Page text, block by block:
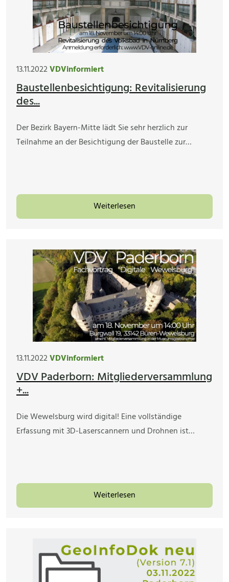
13.11.2022VDVinformiert
Baustellenbesichtigung: Revitalisierung
des...
Der Bezirk Bayern-Mitte lädt Sie sehr herzlich zur
Teilnahme an der Besichtigung der Baustelle zur…
Weiterlesen
13.11.2022VDVinformiert
VDV Paderborn: Mitgliederversammlung
+...
Die Wewelsburg wird digital! Eine vollständige
Erfassung mit 3D-Laserscannern und Drohnen ist…
Weiterlesen